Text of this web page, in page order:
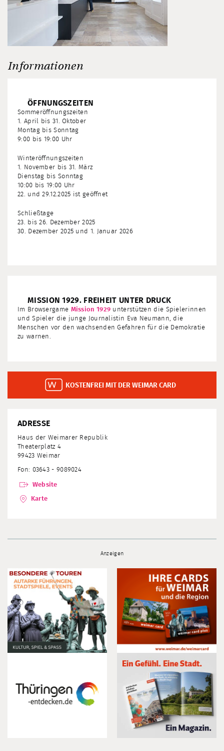
Informationen
ÖFFNUNGSZEITEN
Sommeröffnungszeiten
1. April bis 31. Oktober
Montag bis Sonntag
9:00 bis 19:00 Uhr
Winteröffnungszeiten
1. November bis 31. März
Dienstag bis Sonntag
10:00 bis 19:00 Uhr
22. und 29.12.2025 ist geöffnet
Schließtage
23. bis 26. Dezember 2025
30. Dezember 2025 und 1. Januar 2026
MISSION 1929. FREIHEIT UNTER DRUCK
Im Browsergame Mission 1929 unterstützen die Spielerinnen
und Spieler die junge Journalistin Eva Neumann, die
Menschen vor den wachsenden Gefahren für die Demokratie
zu warnen.
KOSTENFREI MIT DER WEIMAR CARD
ADRESSE
Haus der Weimarer Republik
Theaterplatz 4
99423 Weimar
Fon: 03643 - 9089024
Website
Karte
Anzeigen